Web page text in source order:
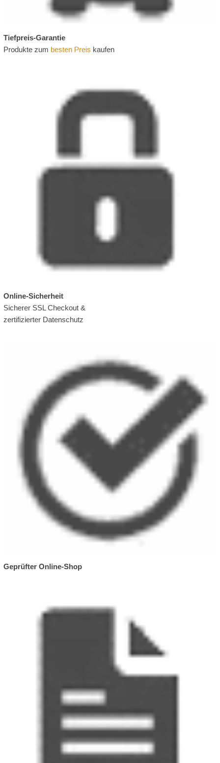
Tiefpreis-Garantie
Produkte zum besten Preis kaufen
Online-Sicherheit
Sicherer SSL Checkout &
zertifizierter Datenschutz
Geprüfter Online-Shop